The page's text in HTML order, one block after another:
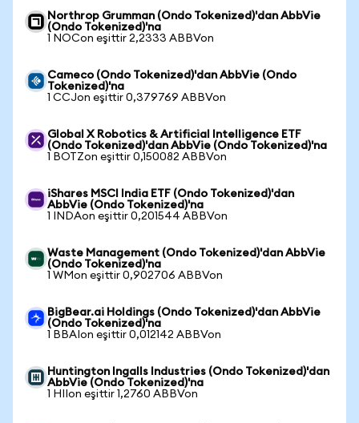
Northrop Grumman (Ondo Tokenized)'dan AbbVie
(Ondo Tokenized)'na
1 NOCon eşittir 2,2333 ABBVon
Cameco (Ondo Tokenized)'dan AbbVie (Ondo
Tokenized)'na
1 CCJon eşittir 0,379769 ABBVon
Global X Robotics & Artificial Intelligence ETF
(Ondo Tokenized)'dan AbbVie (Ondo Tokenized)'na
1 BOTZon eşittir 0,150082 ABBVon
iShares MSCI India ETF (Ondo Tokenized)'dan
AbbVie (Ondo Tokenized)'na
1 INDAon eşittir 0,201544 ABBVon
Waste Management (Ondo Tokenized)'dan AbbVie
(Ondo Tokenized)'na
1 WMon eşittir 0,902706 ABBVon
BigBear.ai Holdings (Ondo Tokenized)'dan AbbVie
(Ondo Tokenized)'na
1 BBAIon eşittir 0,012142 ABBVon
Huntington Ingalls Industries (Ondo Tokenized)'dan
AbbVie (Ondo Tokenized)'na
1 HIIon eşittir 1,2760 ABBVon